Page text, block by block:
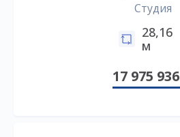
Студия
28,16
м
17 975 936